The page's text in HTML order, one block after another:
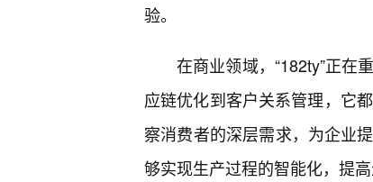
验。
在商业领域，“182ty”正在
应链优化到客户关系管理，它
察消费者的深层需求，为企业
够实现生产过程的智能化，提